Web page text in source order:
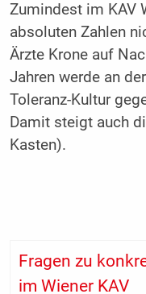
Zumindest im KAV
absoluten Zahlen
Ärzte Krone auf
Jahren werde an
Toleranz-Kultur
Damit steigt auch
Kasten).
Fragen zu
im Wiener KAV